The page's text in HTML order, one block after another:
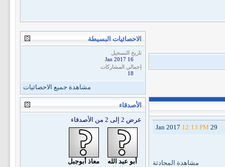
29 Jan 2017
12:13 PM
مشاهدة المحادثة
الاحصائيات البسيطة
تاريخ التسجيل
16 Jan 2017
إجمالي المشاركات
18
مشاهدة جميع الاحصائيات
الأصدقاء
عرض 2 إلى 2 من الأصدقاء
أبو عبد الله
معاذ أبوجبل